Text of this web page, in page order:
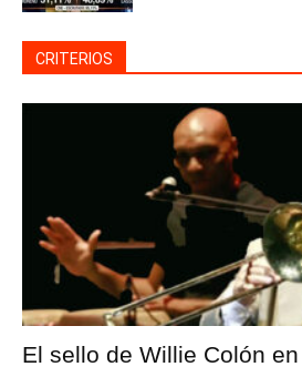
CRITERIOS
El sello de Willie Colón